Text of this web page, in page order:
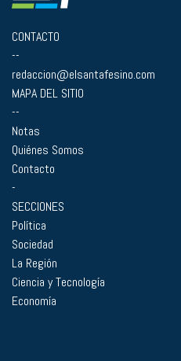
CONTACTO
--
redaccion@elsantafesino.com
MAPA DEL SITIO
--
Notas
Quiénes Somos
Contacto
-
SECCIONES
Política
Sociedad
La Región
Ciencia y Tecnología
Economía